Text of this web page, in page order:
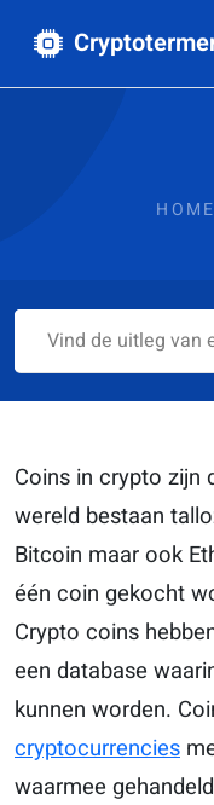
HOME
Coins in crypto zijn
wereld bestaan
Bitcoin maar ook
één coin gekocht
Crypto coins
een database
kunnen worden.
cryptocurrencies
waarmee